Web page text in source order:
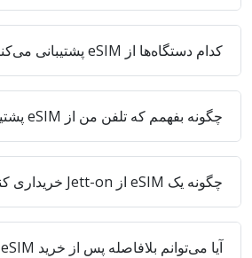
کدام دستگاه‌ها از eSIM پشتیبانی می‌کنند؟
چگونه بفهمم که تلفن من از eSIM پشتیبانی می‌کند؟
چگونه یک eSIM از Jett-on خریداری کنم؟